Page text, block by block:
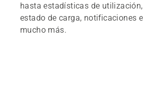
hasta estadísticas de
estado de carga, notificaciones
mucho más.